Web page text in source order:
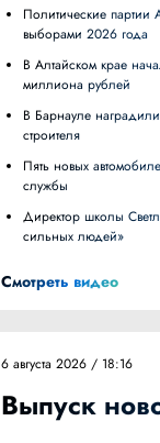
Политические партии Алтайского края подписали соглашение о взаимодействии при наблюдении за
выборами 2026 года
В Алтайском крае начался приём заявок на субсидии для малого и среднего бизнеса на сумму 303
миллиона рублей
В Барнауле наградили лучших строителей в преддверии профессионального праздника и 70-летия Дня
строителя
Пять новых автомобилей передали в районные больницы Алтайского края для медиков и паллиативной
службы
Директор школы Светлана Карлова из Крутихинского района стала участником проекта «Алтай. Земля
сильных людей»
Смотреть видео
6 августа 2026 / 18:16
Выпуск